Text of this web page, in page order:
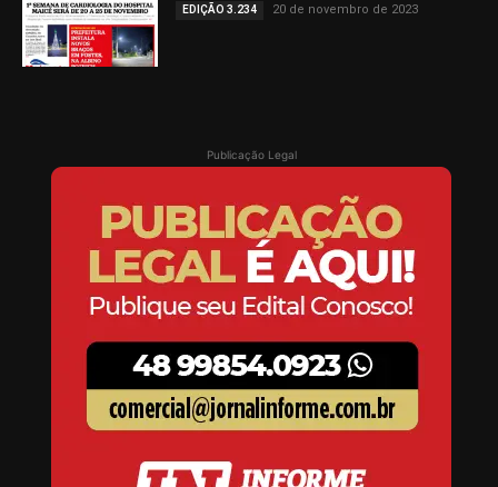
EDIÇÃO 3.234 20 de novembro de 2023
Publicação Legal